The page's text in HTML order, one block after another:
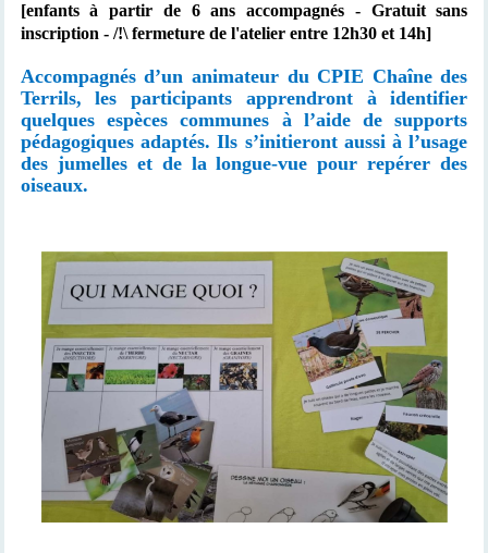
[enfants à partir de 6 ans accompagnés - Gratuit sans
inscription - /!\ fermeture de l'atelier entre 12h30 et 14h]
Accompagnés d’un animateur du CPIE Chaîne des
Terrils, les participants apprendront à identifier
quelques espèces communes à l’aide de supports
pédagogiques adaptés. Ils s’initieront aussi à l’usage
des jumelles et de la longue-vue pour repérer des
oiseaux.